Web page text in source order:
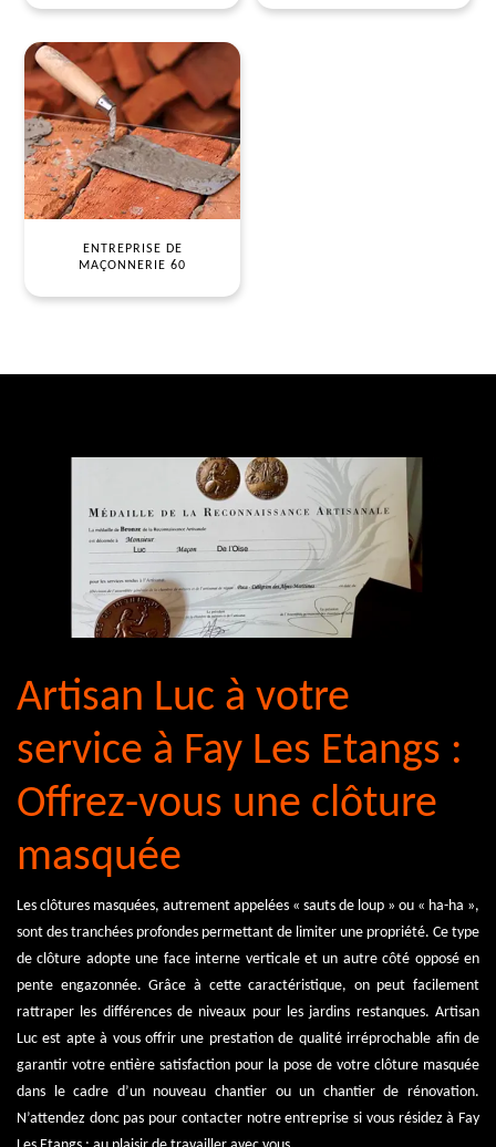
ENTREPRISE DE
MAÇONNERIE 60
Artisan Luc à votre
service à Fay Les Etangs :
Offrez-vous une clôture
masquée
Les clôtures masquées, autrement appelées « sauts de loup » ou « ha-ha »,
sont des tranchées profondes permettant de limiter une propriété. Ce type
de clôture adopte une face interne verticale et un autre côté opposé en
pente engazonnée. Grâce à cette caractéristique, on peut facilement
rattraper les différences de niveaux pour les jardins restanques. Artisan
Luc est apte à vous offrir une prestation de qualité irréprochable afin de
garantir votre entière satisfaction pour la pose de votre clôture masquée
dans le cadre d’un nouveau chantier ou un chantier de rénovation.
N’attendez donc pas pour contacter notre entreprise si vous résidez à Fay